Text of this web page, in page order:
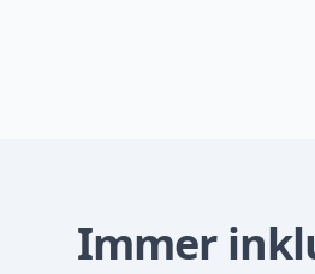
Immer